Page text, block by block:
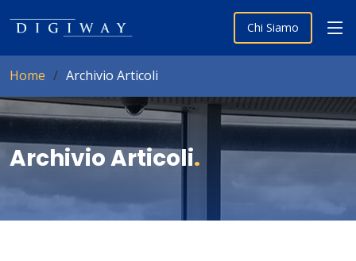
Chi Siamo
Home Archivio Articoli
Archivio Articoli.